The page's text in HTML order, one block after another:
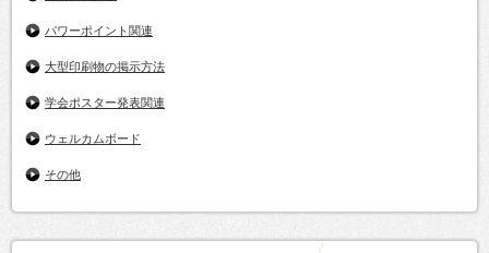
パワーポイント関連
大型印刷物の掲示方法
学会ポスター発表関連
ウェルカムボード
その他